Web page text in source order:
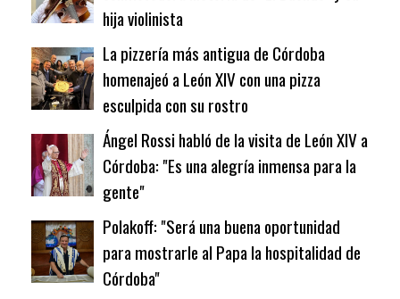
hija violinista
La pizzería más antigua de Córdoba
homenajeó a León XIV con una pizza
esculpida con su rostro
Ángel Rossi habló de la visita de León XIV a
Córdoba: "Es una alegría inmensa para la
gente"
Polakoff: "Será una buena oportunidad
para mostrarle al Papa la hospitalidad de
Córdoba"